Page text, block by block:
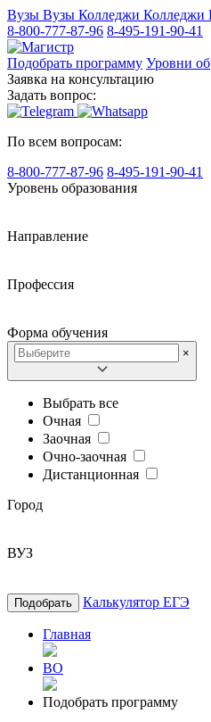
Вузы Вузы Колледжи Колледжи
8-800-777-87-96 8-495-191-90-41
Подобрать программу Уровни
Заявка на консультацию
Задать вопрос:
По всем вопросам:
8-800-777-87-96 8-495-191-90-41
Уровень образования
Направление
Профессия
Форма обучения
×
Выбрать все
Очная
Заочная
Очно-заочная
Дистанционная
Город
ВУЗ
Подобрать Калькулятор ЕГЭ
Главная
ВО
Подобрать программу